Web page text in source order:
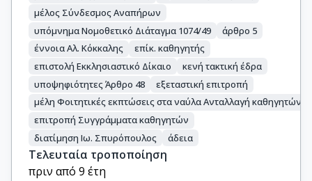
μέλος Σύνδεσμος Αναπήρων
υπόμνημα Νομοθετικό Διάταγμα 1074/49
άρθρο 5
έννοια Αλ. Κόκκαλης
επίκ. καθηγητής
επιστολή Εκκλησιαστικό Δίκαιο
κενή τακτική έδρα
υποψηφιότητες Άρθρο 48
εξεταστική επιτροπή
μέλη Φοιτητικές εκπτώσεις στα ναύλα Ανταλλαγή καθηγητών
επιτροπή Συγγράμματα καθηγητών
διατίμηση Ιω. Σπυρόπουλος
άδεια
Τελευταία τροποποίηση
πριν από 9 έτη